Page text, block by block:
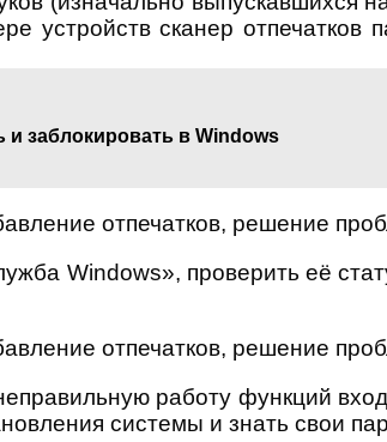
устройств сканер отпечатков
и заблокировать в Windows
Windows», проверить её
работу функций
системы и знать свои